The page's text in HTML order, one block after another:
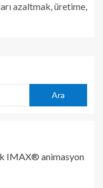
azaltmak, üretime,
Ara
IMAX® animasyon